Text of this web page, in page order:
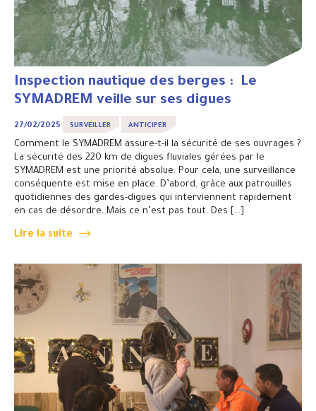
Inspection nautique des berges : Le
SYMADREM veille sur ses digues
27/02/2025 SURVEILLER ANTICIPER
Comment le SYMADREM assure-t-il la sécurité de ses ouvrages ?
La sécurité des 220 km de digues fluviales gérées par le
SYMADREM est une priorité absolue. Pour cela, une surveillance
conséquente est mise en place. D’abord, grâce aux patrouilles
quotidiennes des gardes-digues qui interviennent rapidement
en cas de désordre. Mais ce n’est pas tout. Des […]
Lire la suite